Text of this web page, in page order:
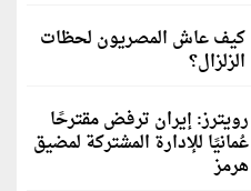
كيف عاش المصريون لحظات
الزلزال؟
رويترز: إيران ترفض مقترحًا
عُمانيًا للإدارة المشتركة لمضيق
هرمز